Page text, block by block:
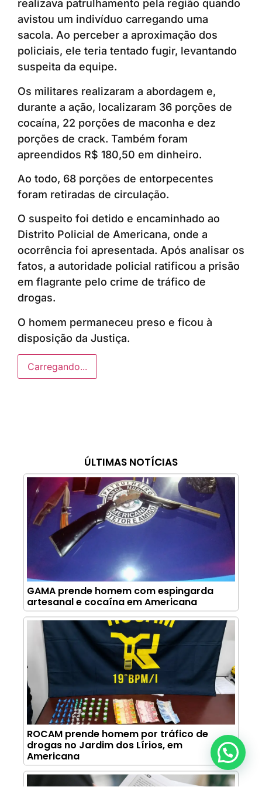
ÚLTIMAS NOTÍCIAS
GAMA prende homem com espingarda
artesanal e cocaína em Americana
ROCAM prende homem por tráfico de
drogas no Jardim dos Lírios, em
Americana
realizava patrulhamento pela região quando
avistou um indivíduo carregando uma
sacola. Ao perceber a aproximação dos
policiais, ele teria tentado fugir, levantando
suspeita da equipe.
Os militares realizaram a abordagem e,
durante a ação, localizaram 36 porções de
cocaína, 22 porções de maconha e dez
porções de crack. Também foram
apreendidos R$ 180,50 em dinheiro.
Ao todo, 68 porções de entorpecentes
foram retiradas de circulação.
O suspeito foi detido e encaminhado ao
Distrito Policial de Americana, onde a
ocorrência foi apresentada. Após analisar os
fatos, a autoridade policial ratificou a prisão
em flagrante pelo crime de tráfico de
drogas.
O homem permaneceu preso e ficou à
disposição da Justiça.
Carregando...
Anunciar ou recomendar matéria